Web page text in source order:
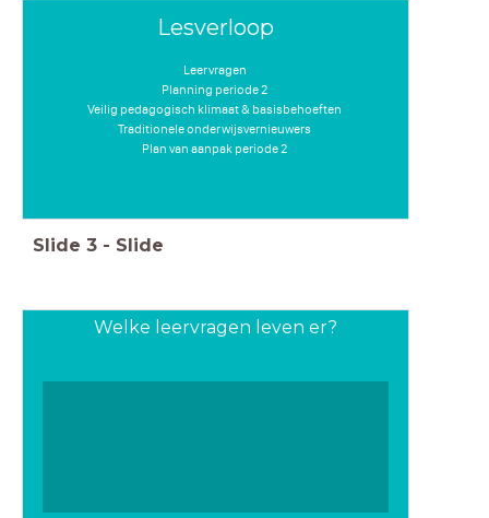
Lesverloop
Leervragen
Planning periode 2
Veilig pedagogisch klimaat & basisbehoeften
Traditionele onderwijsvernieuwers
Plan van aanpak periode 2
Slide 3 - Slide
Welke leervragen leven er?